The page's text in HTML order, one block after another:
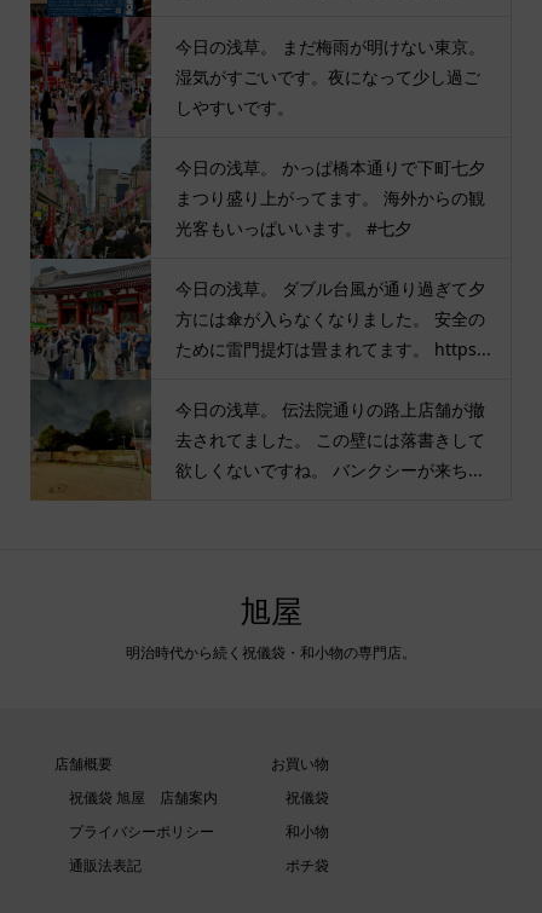
今日の浅草。 まだ梅雨が明けない東京。
湿気がすごいです。夜になって少し過ご
しやすいです。
今日の浅草。 かっぱ橋本通りで下町七夕
まつり盛り上がってます。 海外からの観
光客もいっぱいいます。 #七夕
今日の浅草。 ダブル台風が通り過ぎて夕
方には傘が入らなくなりました。 安全の
ために雷門提灯は畳まれてます。 https...
今日の浅草。 伝法院通りの路上店舗が撤
去されてました。 この壁には落書きして
欲しくないですね。 バンクシーが来ち...
旭屋
明治時代から続く祝儀袋・和小物の専門店。
店舗概要
祝儀袋 旭屋 店舗案内
プライバシーポリシー
通販法表記
お買い物
祝儀袋
和小物
ポチ袋